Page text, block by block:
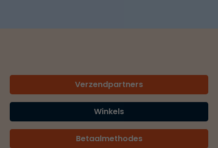
Verzendpartners
Winkels
Betaalmethodes